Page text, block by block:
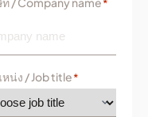
*
น่ง / Job title*